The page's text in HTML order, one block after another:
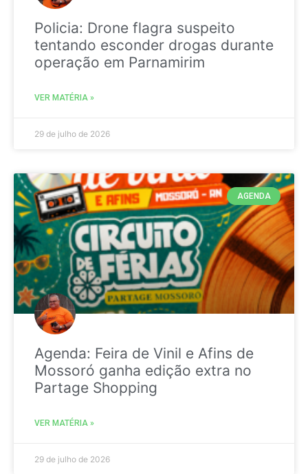
Policia: Drone flagra suspeito
tentando esconder drogas durante
operação em Parnamirim
VER MATÉRIA »
29 de julho de 2026
AGENDA
Agenda: Feira de Vinil e Afins de
Mossoró ganha edição extra no
Partage Shopping
VER MATÉRIA »
29 de julho de 2026